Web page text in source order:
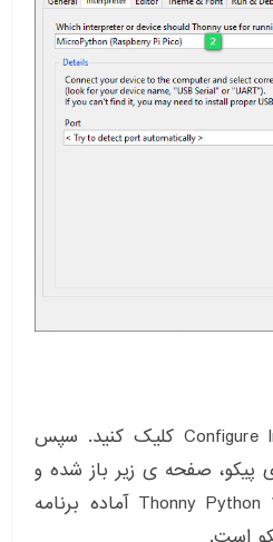
سپس بر روی Configure Interpreter کلیک کنید. سپس
پیکو، صفحه ی زیر باز شده و
پکیج را نصب کنید. حالا Thonny Python آماده برنامه